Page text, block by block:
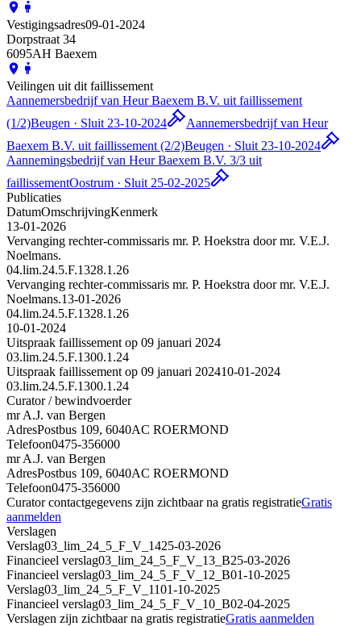
Vestigingsadres09-01-2024
Dorpstraat 34
6095AH Baexem
Veilingen uit dit faillissement
Aannemersbedrijf van Heur Baexem B.V. uit faillissement
(1/2)Beugen · Sluit 23-10-2024
Aannemersbedrijf van Heur
Baexem B.V. uit faillissement (2/2)Beugen · Sluit 23-10-2024
Aannemingsbedrijf van Heur Baexem B.V. 3/3 uit
faillissementOostrum · Sluit 25-02-2025
Publicaties
DatumOmschrijvingKenmerk
13-01-2026
Vervanging rechter-commissaris mr. P. Hoekstra door mr. V.E.J.
Noelmans.
04.lim.24.5.F.1328.1.26
Vervanging rechter-commissaris mr. P. Hoekstra door mr. V.E.J.
Noelmans.13-01-2026
04.lim.24.5.F.1328.1.26
10-01-2024
Uitspraak faillissement op 09 januari 2024
03.lim.24.5.F.1300.1.24
Uitspraak faillissement op 09 januari 202410-01-2024
03.lim.24.5.F.1300.1.24
Curator / bewindvoerder
mr A.J. van Bergen
AdresPostbus 109, 6040AC ROERMOND
Telefoon0475-356000
mr A.J. van Bergen
AdresPostbus 109, 6040AC ROERMOND
Telefoon0475-356000
Curator contactgegevens zijn zichtbaar na gratis registratieGratis
aanmelden
Verslagen
Verslag03_lim_24_5_F_V_1425-03-2026
Financieel verslag03_lim_24_5_F_V_13_B25-03-2026
Financieel verslag03_lim_24_5_F_V_12_B01-10-2025
Verslag03_lim_24_5_F_V_1101-10-2025
Financieel verslag03_lim_24_5_F_V_10_B02-04-2025
Verslagen zijn zichtbaar na gratis registratieGratis aanmelden